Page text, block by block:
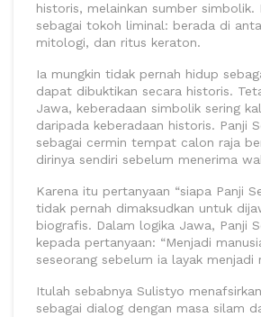
historis, melainkan sumber simbolik.
sebagai tokoh liminal: berada di
mitologi, dan ritus keraton.
Ia mungkin tidak pernah hidup
dapat dibuktikan secara historis.
Jawa, keberadaan simbolik sering
daripada keberadaan historis. Panji
sebagai cermin tempat calon raja
dirinya sendiri sebelum menerima
Karena itu pertanyaan “siapa Panji
tidak pernah dimaksudkan untuk
biografis. Dalam logika Jawa, Panji
kepada pertanyaan: “Menjadi
seseorang sebelum ia layak menjadi
Itulah sebabnya Sulistyo
sebagai dialog dengan masa silam